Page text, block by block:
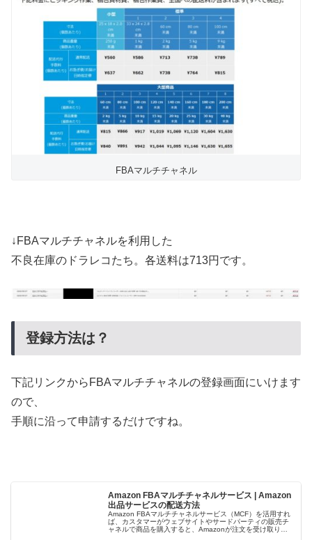
FBAマルチチャネル
↓FBAマルチチャネルを利用した
不良在庫のドラレコたち。各送料は713円です。
登録方法は？
下記リンクからFBAマルチチャネルの登録画面にいけます
ので、
手順に沿って申請するだけですね。
Amazon FBAマルチチャネルサービス | Amazon
出品サービスの配送方法
Amazon FBAマルチチャネルサービス（MCF）を活用すれ
ば、カスタマーがウェブサイトやサードパーティの販売チ
ャネルで商品を購入すると、Amazonが注文を受け取り、